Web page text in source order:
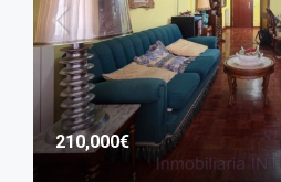
210,000€